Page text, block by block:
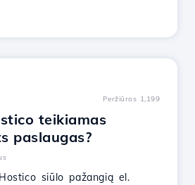
Peržiūros 1,199
teikiamas
paslaugas?
siūlo pažangią el.